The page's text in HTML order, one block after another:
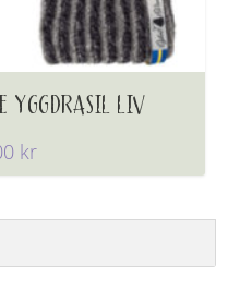
YGGDRASIL LIV
kr